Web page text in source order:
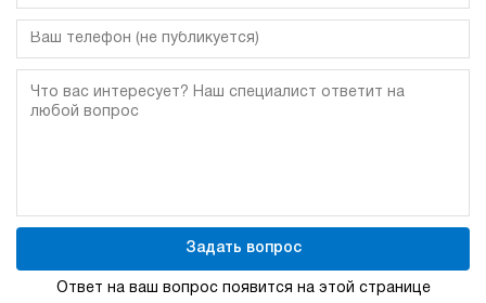
Ответ на ваш вопрос появится на этой странице
Задать вопрос